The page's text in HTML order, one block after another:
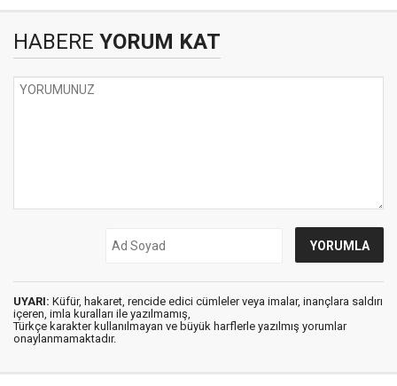
HABERE YORUM KAT
UYARI: Küfür, hakaret, rencide edici cümleler veya imalar, inançlara saldırı
içeren, imla kuralları ile yazılmamış,
Türkçe karakter kullanılmayan ve büyük harflerle yazılmış yorumlar
onaylanmamaktadır.